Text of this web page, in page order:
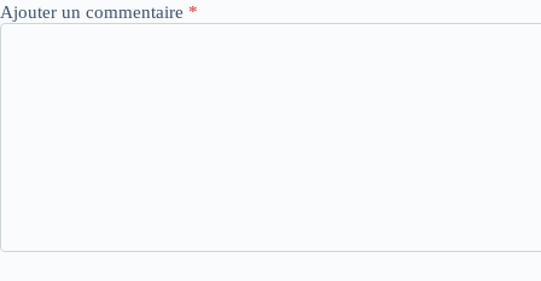
Ajouter un commentaire *